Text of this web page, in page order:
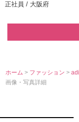
正社員 / 大阪府
ホーム > ファッション>
画像・写真詳細